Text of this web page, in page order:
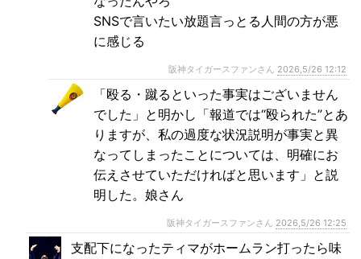
SNSで言いたい放題言っとる人間の方が悪
に感じる
阪神タイガースファンさん 2026,5/26 12:12
「殴る・蹴るといった事実はございません
でした」と明かし「報道では“殴られた”とあ
りますが、私の過度な状況説明が事実と異
なってしまったことについては、明確にお
伝えさせていただければと思います」と説
明した。娘さん
阪神タイガースファンさん 2026,5/26 12:25
支配下になったティマがホームラン打ったら味